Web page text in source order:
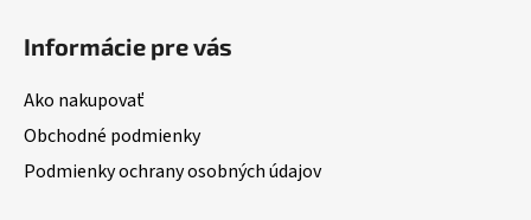
Informácie pre vás
Ako nakupovať
Obchodné podmienky
Podmienky ochrany osobných údajov